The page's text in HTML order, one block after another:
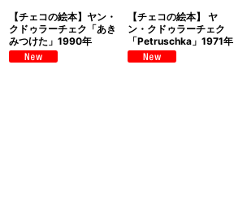
【チェコの絵本】ヤン・
クドゥラーチェク「あき
みつけた」1990年
【チェコの絵本】 ヤ
ン・クドゥラーチェク
「Petruschka」1971年